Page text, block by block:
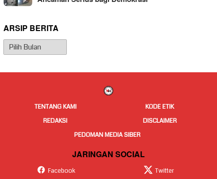
ARSIP BERITA
Arsip
Berita
TENTANG KAMI
KODE ETIK
REDAKSI
DISCLAIMER
PEDOMAN MEDIA SIBER
JARINGAN SOCIAL
Facebook Twitter